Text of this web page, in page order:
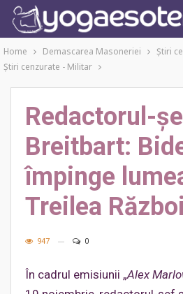
Home Demascarea Masoneriei
Ştiri
Ştiri cenzurate - Militar
Redactorul-
Breitbart:
împinge
Treilea
947 0
În cadrul emisiunii „Alex